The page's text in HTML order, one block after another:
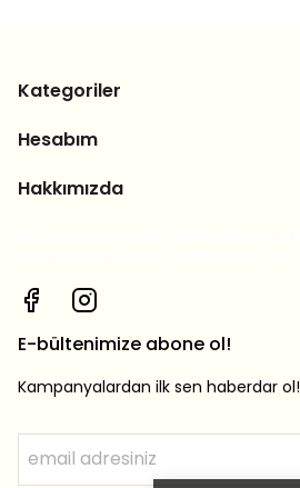
Kategoriler
Hesabım
Hakkımızda
E-bültenimize abone ol!
Kampanyalardan ilk sen haberdar ol!